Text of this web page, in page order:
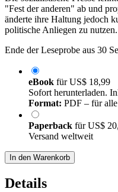
"Fest der anderen" ab und
änderte ihre Haltung jedoch
politische Anliegen zu nutzen.
Ende der Leseprobe aus 30
eBook fürUS$ 18,99
Sofort herunterladen.
Format: PDF – für
Paperback fürUS$
Versand weltweit
In den Warenkorb
Details